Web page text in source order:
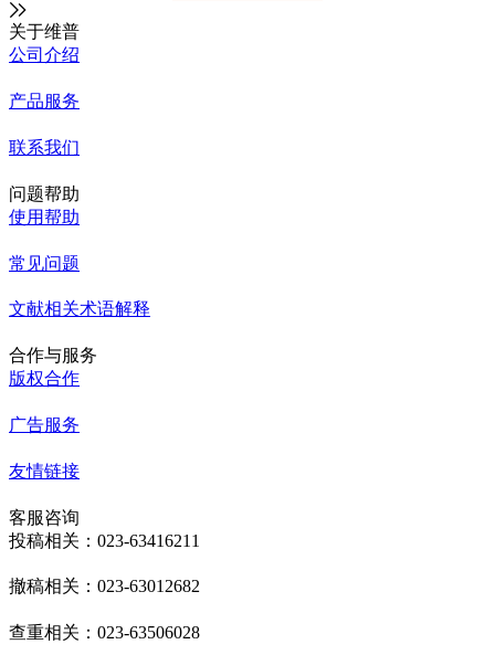
关于维普
公司介绍
产品服务
联系我们
问题帮助
使用帮助
常见问题
文献相关术语解释
合作与服务
版权合作
广告服务
友情链接
客服咨询
投稿相关：023-63416211
撤稿相关：023-63012682
查重相关：023-63506028